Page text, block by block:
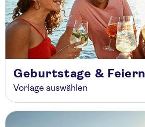
Geburtstage & Feiern
Vorlage auswählen